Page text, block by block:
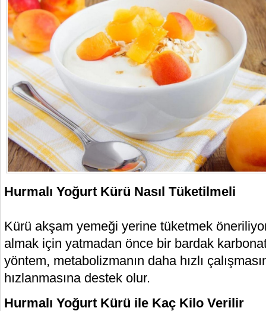
Hurmalı Yoğurt Kürü Nasıl Tüketilmeli
Kürü akşam yemeği yerine tüketmek
almak için yatmadan önce bir bardak
yöntem, metabolizmanın daha hızlı
hızlanmasına destek olur.
Hurmalı Yoğurt Kürü ile Kaç Kilo Verilir